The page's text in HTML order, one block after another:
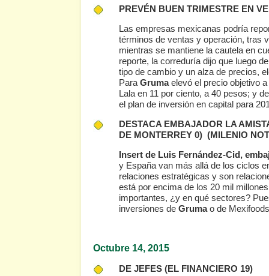
PREVÉN BUEN TRIMESTRE EN
Las empresas mexicanas podría
términos de ventas y operación, tras
mientras se mantiene la cautela en
reporte, la correduría dijo que luego
tipo de cambio y un alza de precios,
Para Grumaelevó el precio objetivo
Lala en 11 por ciento, a 40 pesos; y
el plan de inversión en capital para
DESTACA EMBAJADOR LA
DE MONTERREY 0) (MILENIO
Insert de Luis Fernández-Cid,
y España van más allá de los ciclos
relaciones estratégicas y son
está por encima de los 20 mil
importantes, ¿y en qué sectores?
inversiones de Grumao de
Octubre 14, 2015
DE JEFES (EL FINANCIERO 19)